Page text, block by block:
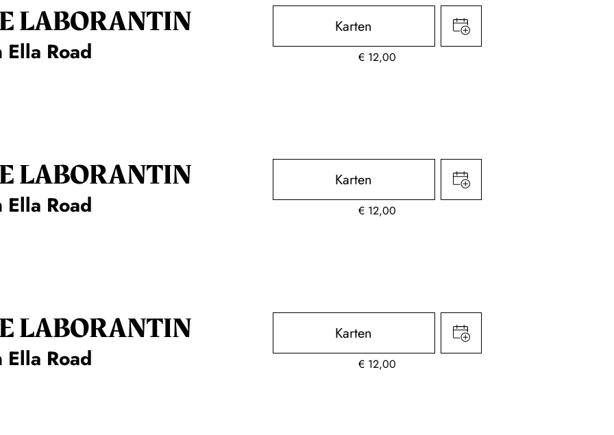
LA­BO­RAN­TIN
Ella Road
Karten
€ 12,00
LA­BO­RAN­TIN
Ella Road
Karten
€ 12,00
LA­BO­RAN­TIN
Ella Road
Karten
€ 12,00